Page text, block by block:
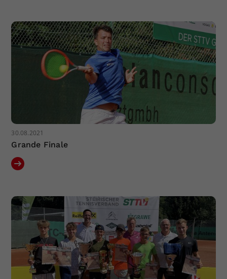
30.08.2021
Grande Finale